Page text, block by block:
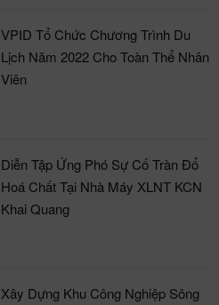
VPID Tổ Chức Chương Trình Du
Lịch Năm 2022 Cho Toàn Thể Nhân
Viên
Diễn Tập Ứng Phó Sự Cố Tràn Đổ
Hoá Chất Tại Nhà Máy XLNT KCN
Khai Quang
Xây Dựng Khu Công Nghiệp Sông